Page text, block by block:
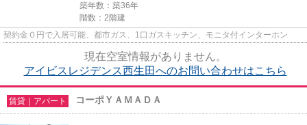
築年数：築36年
階数：2階建
契約金０円で入居可能、都市ガス、1口ガスキッチン、モニタ付インターホン
現在空室情報がありません。
アイビスレジデンス西生田へのお問い合わせはこちら
賃貸｜アパート コーポＹＡＭＡＤＡ